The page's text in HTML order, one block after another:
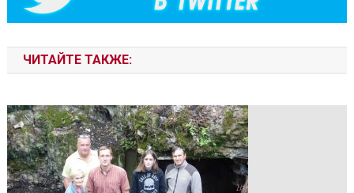
ЧИТАЙТЕ ТАКЖЕ: